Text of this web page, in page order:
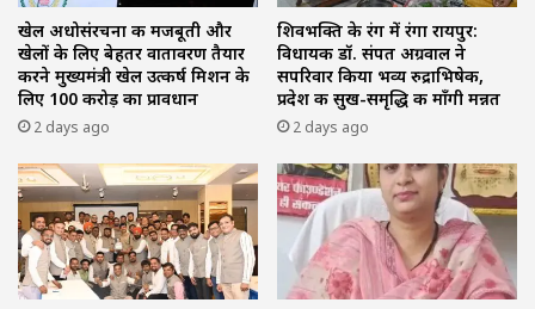
खेल अधोसंरचना की मजबूती और
खेलों के लिए बेहतर वातावरण तैयार
करने मुख्यमंत्री खेल उत्कर्ष मिशन के
लिए 100 करोड़ का प्रावधान
2 days ago
शिवभक्ति के रंग में रंगा रायपुर:
विधायक डॉ. संपत अग्रवाल ने
सपरिवार किया भव्य रुद्राभिषेक,
प्रदेश की सुख-समृद्धि की माँगी मन्नत
2 days ago